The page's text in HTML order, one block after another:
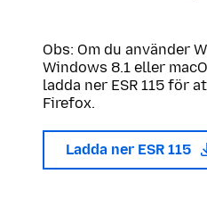
Obs: Om du använder
Windows 8.1 eller
ladda ner ESR 115 för
Firefox.
Ladda ner ESR 115